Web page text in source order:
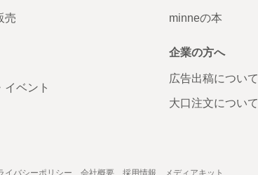
売
イベント
minneの本
企業の方へ
広告出稿について
大口注文について
イバシーポリシー 会社概要 採用情報 メディアキット